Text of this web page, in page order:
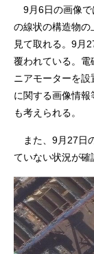
9月6日の画像で
の線状の構造物の
見て取れる。9月
覆われている。電
ニアモーターを
に関する画像情報
も考えられる。
また、9月27日
ていない状況が確